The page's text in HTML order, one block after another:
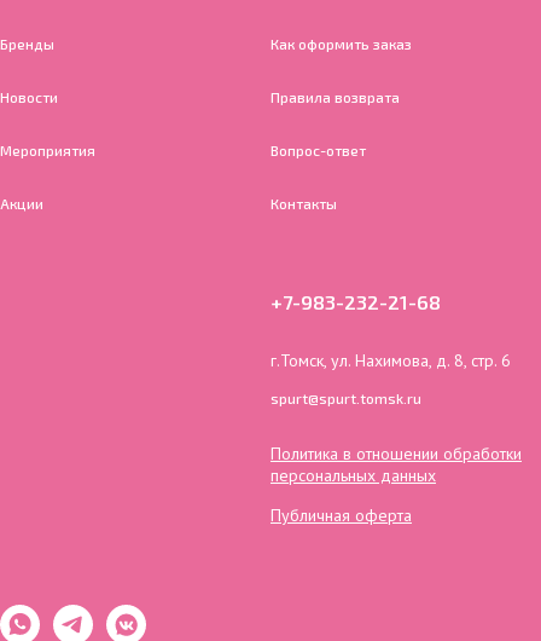
Бренды
Новости
Мероприятия
Акции
Как оформить заказ
Правила возврата
Вопрос-ответ
Контакты
+7-983-232-21-68
г.Томск, ул. Нахимова, д. 8, стр. 6
spurt@spurt.tomsk.ru
Политика в отношении обработки
персональных данных
Публичная оферта